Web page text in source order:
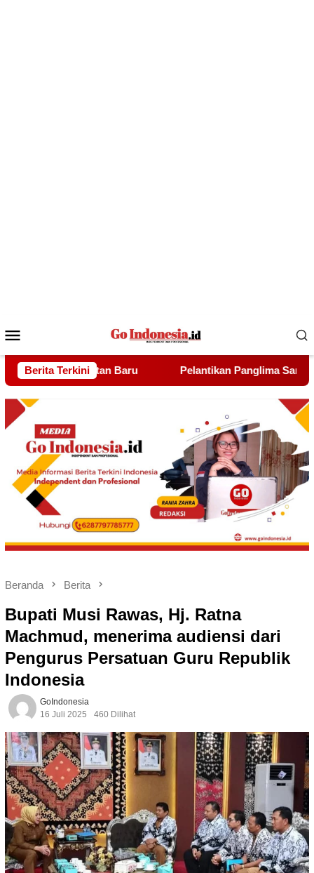
Mobile
Berita Terkini
Panglima Sambang Gagak Hitam Kota Batam Dihadiri
Beranda Berita
Bupati Musi Rawas, Hj. Ratna
Machmud, menerima audiensi dari
Pengurus Persatuan Guru Republik
Indonesia
GoIndonesia
16 Juli 2025
460 Dilihat